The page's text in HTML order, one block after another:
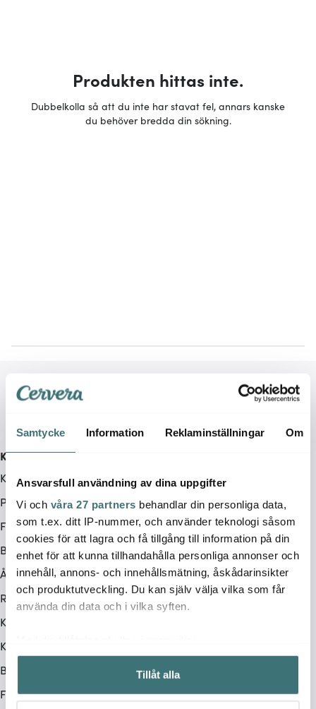
Samtycke Information Reklaminställningar Om
Ansvarsfull användning av dina uppgifter
Vi och våra 27 partners behandlar din personliga data,
som t.ex. ditt IP-nummer, och använder teknologi såsom
cookies för att lagra och få tillgång till information på din
enhet för att kunna tillhandahålla personliga annonser och
innehåll, annons- och innehållsmätning, åskådarinsikter
och produktutveckling. Du kan själv välja vilka som får
använda din data och i vilka syften.
Samla in information om din geografiska plats som
kan ha en noggrannhet på upp till flera meter
Identifiera din enhet genom att aktivt skanna den för
Tillåt alla
Produkten hittas inte.
Dubbelkolla så att du inte har stavat fel, annars kanske
du behöver bredda din sökning.
Kundservice
Kontakta oss / FAQ
Presentkort
Frakt & leverans
Betalningsalternativ
Ångerrätt
Retur & Reklamation
Köpvillkor
Kampanjvillkor
BRA DEAL
Företag